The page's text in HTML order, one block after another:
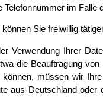
Telefonnummer im
können Sie freiwillig
Verwendung Ihrer
die Beauftragung
müssen wir
aus Deutschland oder